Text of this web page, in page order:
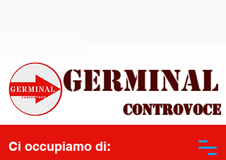
Controvoce
Ci occupiamo di:
Germinal